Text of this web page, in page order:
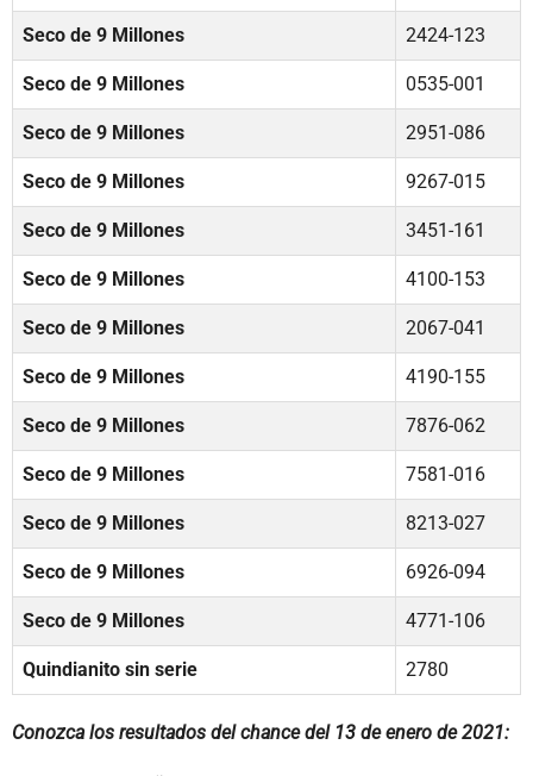
Seco de 9 Millones 2424-123
Seco de 9 Millones 0535-001
Seco de 9 Millones 2951-086
Seco de 9 Millones 9267-015
Seco de 9 Millones 3451-161
Seco de 9 Millones 4100-153
Seco de 9 Millones 2067-041
Seco de 9 Millones 4190-155
Seco de 9 Millones 7876-062
Seco de 9 Millones 7581-016
Seco de 9 Millones 8213-027
Seco de 9 Millones 6926-094
Seco de 9 Millones 4771-106
Quindianito sin serie 2780
Conozca los resultados del chance del 13 de enero de 2021: